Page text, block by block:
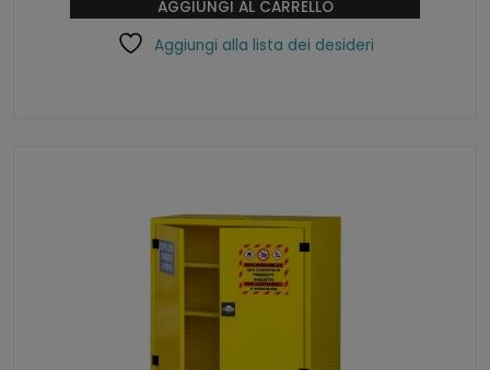
AGGIUNGI AL CARRELLO
Aggiungi alla lista dei desideri